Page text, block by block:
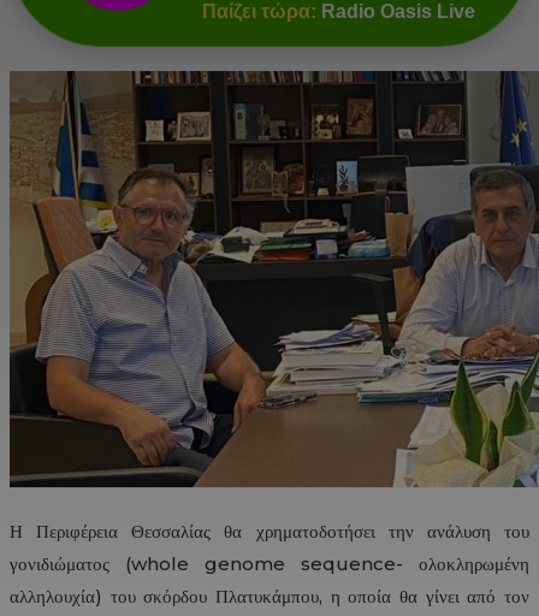
Παίζει τώρα: Radio Oasis Live
Η Περιφέρεια Θεσσαλίας θα χρηματοδοτήσει την ανάλυση του
γονιδιώματος (whole genome sequence- ολοκληρωμένη
αλληλουχία) του σκόρδου Πλατυκάμπου, η οποία θα γίνει από τον